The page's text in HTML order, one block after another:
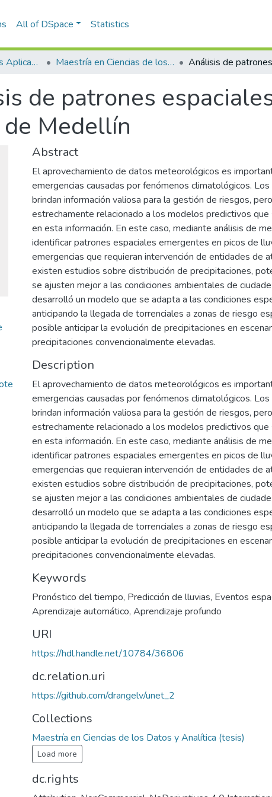
All of DSpace Statistics
Escuela de Ciencias Aplicadas e Ingeniería Maestría en Ciencias de los Datos y Analítica (tesis)
de patrones
Medellín
Abstract
El aprovechamiento de datos meteorológicos es
emergencias causadas por fenómenos climatológicos.
brindan información valiosa para la gestión de riesgos,
estrechamente relacionado a los modelos predictivos
en esta información. En este caso, mediante análisis de
identificar patrones espaciales emergentes en picos de
emergencias que requieran intervención de entidades de
existen estudios sobre distribución de precipitaciones,
se ajusten mejor a las condiciones ambientales de
desarrolló un modelo que se adapta a las condiciones
anticipando la llegada de torrenciales a zonas de riesgo
posible anticipar la evolución de precipitaciones en
precipitaciones convencionalmente elevadas.
Description
El aprovechamiento de datos meteorológicos es
emergencias causadas por fenómenos climatológicos.
brindan información valiosa para la gestión de riesgos,
estrechamente relacionado a los modelos predictivos
en esta información. En este caso, mediante análisis de
identificar patrones espaciales emergentes en picos de
emergencias que requieran intervención de entidades de
existen estudios sobre distribución de precipitaciones,
se ajusten mejor a las condiciones ambientales de
desarrolló un modelo que se adapta a las condiciones
anticipando la llegada de torrenciales a zonas de riesgo
posible anticipar la evolución de precipitaciones en
precipitaciones convencionalmente elevadas.
Keywords
Pronóstico del tiempo, Predicción de lluvias, Eventos
Aprendizaje automático, Aprendizaje profundo
URI
https://hdl.handle.net/10784/36806
dc.relation.uri
https://github.com/drangelv/unet_2
Collections
Maestría en Ciencias de los Datos y Analítica (tesis)
Load more
dc.rights